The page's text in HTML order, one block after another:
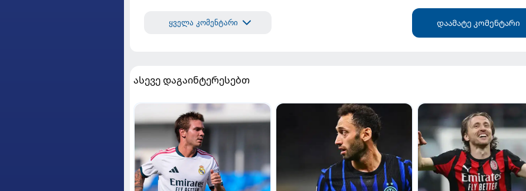
ყველა კომენტარი დაამატე კომენტარი
ასევე დაგაინტერესებთ